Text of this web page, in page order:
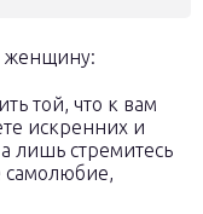
женщину:
той, что к вам
искренних и
лишь стремитесь
самолюбие,